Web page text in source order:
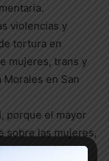
violencias y
tortura en
mujeres, trans y
en San
porque el mayor
sobre las mujeres,
agudizando la